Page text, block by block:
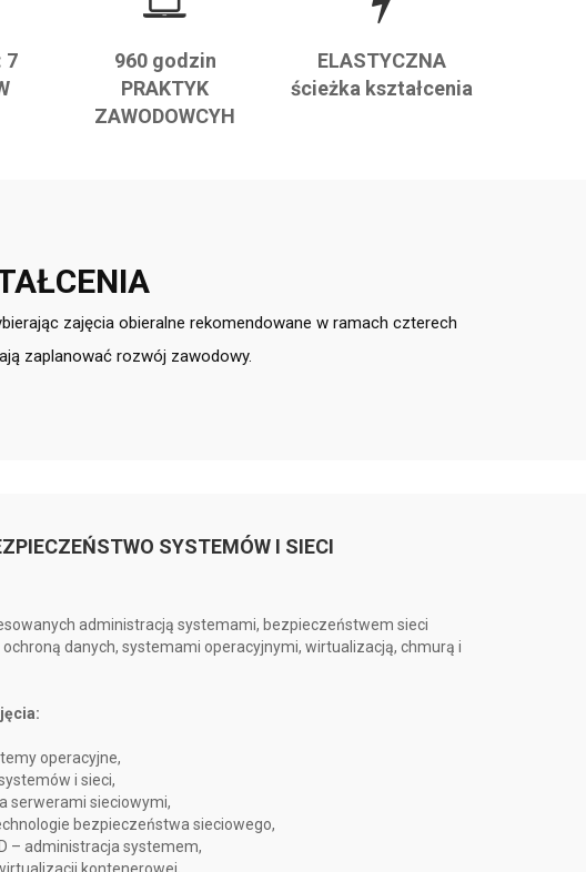
7
960 godzin
PRAKTYK
ZAWODOWCYH
ELASTYCZNA
ścieżka kształcenia
zajęcia obieralne rekomendowane w ramach czterech
zaplanować rozwój zawodowy.
SYSTEMÓW I SIECI
administracją systemami, bezpieczeństwem sieci
danych, systemami operacyjnymi, wirtualizacją, chmurą i
operacyjne,
i sieci,
serwerami sieciowymi,
bezpieczeństwa sieciowego,
– administracja systemem,